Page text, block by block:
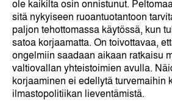
ole kaikilta osin onnistunut.
sitä nykyiseen ruoantuotantoon
paljon tehottomassa käytössä, kun
satoa korjaamatta. On toivottavaa,
ongelmiin saadaan aikaan ratkaisu
valtiovallan yhteistoimien avulla.
korjaaminen ei edellytä turvemaihin
ilmastopolitiikan lieventämistä.